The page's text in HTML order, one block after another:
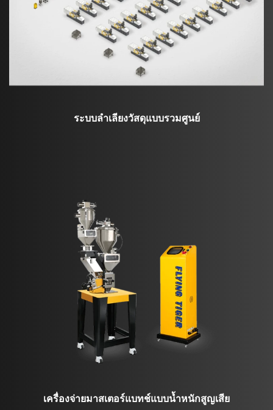
ระบบลำเลียงวัสดุแบบรวมศูนย์
เครื่องจ่ายมาสเตอร์แบทช์แบบน้ำหนักสูญเสีย